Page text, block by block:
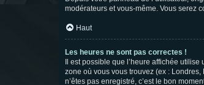
modérateurs et vous-même. Vous serez
Haut
Les heures ne sont pas correctes !
Il est possible que l’heure affichée
zone où vous vous trouvez (ex :
n’êtes pas enregistré, c’est le bon